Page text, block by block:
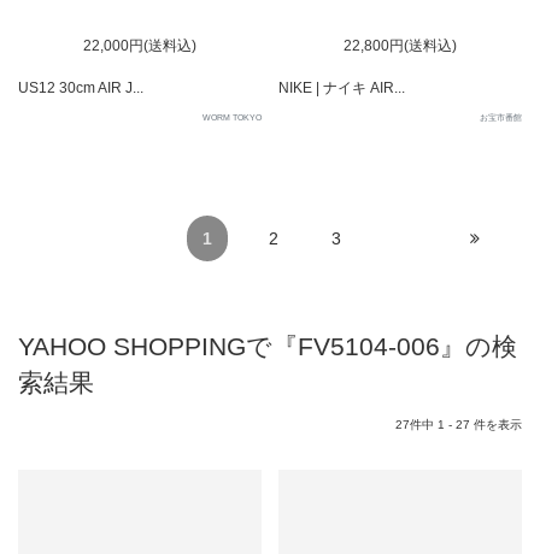
22,000円(送料込)
US12 30cm AIR J...
WORM TOKYO
22,800円(送料込)
NIKE | ナイキ AIR...
お宝市番館
1 2 3
YAHOO SHOPPINGで『FV5104-006』の検
索結果
27件中 1 - 27 件を表示